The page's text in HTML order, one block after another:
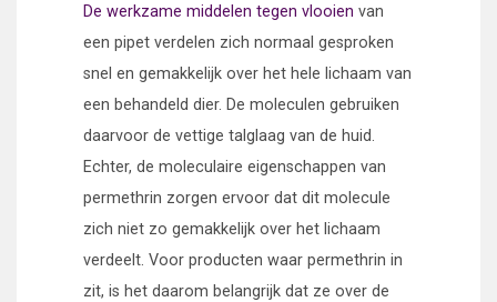
De werkzame middelen tegen vlooien van
een pipet verdelen zich normaal gesproken
snel en gemakkelijk over het hele lichaam van
een behandeld dier. De moleculen gebruiken
daarvoor de vettige talglaag van de huid.
Echter, de moleculaire eigenschappen van
permethrin zorgen ervoor dat dit molecule
zich niet zo gemakkelijk over het lichaam
verdeelt. Voor producten waar permethrin in
zit, is het daarom belangrijk dat ze over de